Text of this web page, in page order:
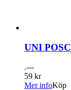
UNI
.---
59 kr
Mer infoKöp